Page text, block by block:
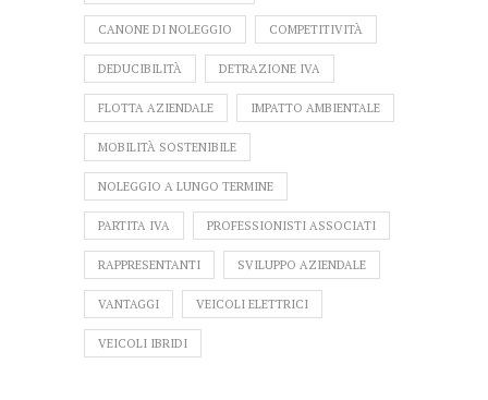
CANONE DI NOLEGGIO COMPETITIVITÀ
DEDUCIBILITÀ DETRAZIONE IVA
FLOTTA AZIENDALE IMPATTO AMBIENTALE
MOBILITÀ SOSTENIBILE
NOLEGGIO A LUNGO TERMINE
PARTITA IVA PROFESSIONISTI ASSOCIATI
RAPPRESENTANTI SVILUPPO AZIENDALE
VANTAGGI VEICOLI ELETTRICI
VEICOLI IBRIDI